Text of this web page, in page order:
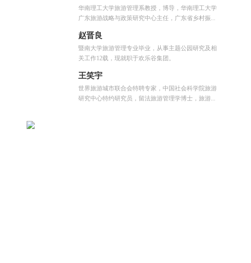
华南理工大学旅游管理系教授，博导，华南理工大学
广东旅游战略与政策研究中心主任，广东省乡村振...
赵晋良
暨南大学旅游管理专业毕业，从事主题公园研究及相
关工作12载，现就职于欢乐谷集团。
王笑宇
世界旅游城市联合会特聘专家，中国社会科学院旅游
研究中心特约研究员，留法旅游管理学博士，旅游...